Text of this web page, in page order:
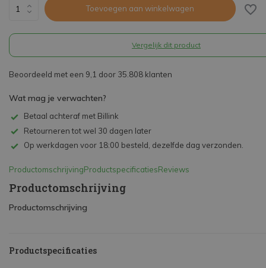
Toevoegen aan winkelwagen
Vergelijk dit product
Beoordeeld met een 9,1 door 35.808 klanten
Wat mag je verwachten?
Betaal achteraf met Billink
Retourneren tot wel 30 dagen later
Op werkdagen voor 18:00 besteld, dezelfde dag verzonden.
ProductomschrijvingProductspecificatiesReviews
Productomschrijving
Productomschrijving
Productspecificaties